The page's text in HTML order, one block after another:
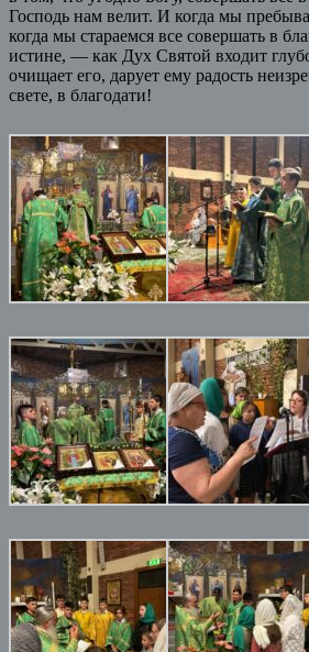
Господь нам велит. И когда мы
когда мы стараемся все совершать в
истине, — как Дух Святой входит
очищает его, дарует ему радость
свете, в благодати!